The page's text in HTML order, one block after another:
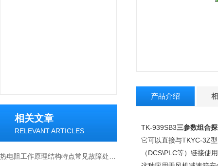
相关文章
RELEVANT ARTICLES
产品介绍
TK-939SB3三参数组合
它可以直接与TKYC-3Z
（DCS\PLC等）链接使